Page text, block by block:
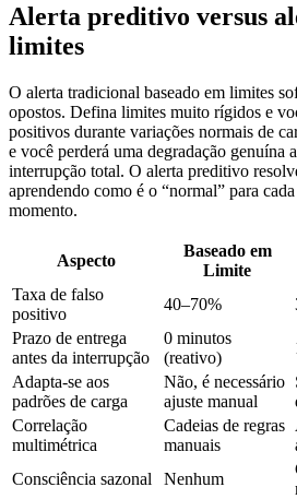
Alerta preditivo versus
limites
O alerta tradicional baseado em limites
opostos. Defina limites muito rígidos e
positivos durante variações normais de
e você perderá uma degradação genuína
interrupção total. O alerta preditivo
aprendendo como é o “normal” para
momento.
Aspecto
Baseado em
Limite
Taxa de falso
positivo
40–70%
Prazo de entrega
antes da interrupção
0 minutos
(reativo)
Adapta-se aos
padrões de carga
Não, é necessário
ajuste manual
Correlação
multimétrica
Cadeias de regras
manuais
Consciência sazonal
Nenhum